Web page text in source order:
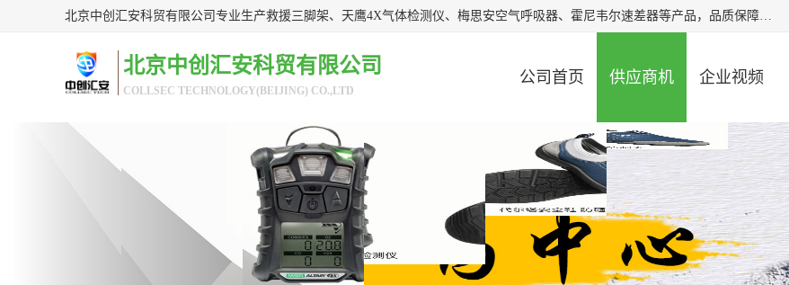
北京中创汇安科贸有限公司专业生产救援三脚架、天鹰4X气体检测仪、梅思安空气呼吸器、霍尼韦尔速差器等产品，品质保障，价格合理，欢迎在线致电咨询。
北京中创汇安科贸有限公司
COLLSEC TECHNOLOGY(BEIJING) CO.,LTD
公司首页 供应商机 企业视频